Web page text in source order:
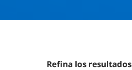
Refina los resultados